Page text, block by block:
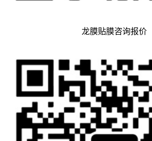
龙膜贴膜咨询报价